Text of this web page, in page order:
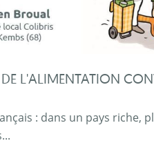
L'ALIMENTATION
: dans un pays riche,